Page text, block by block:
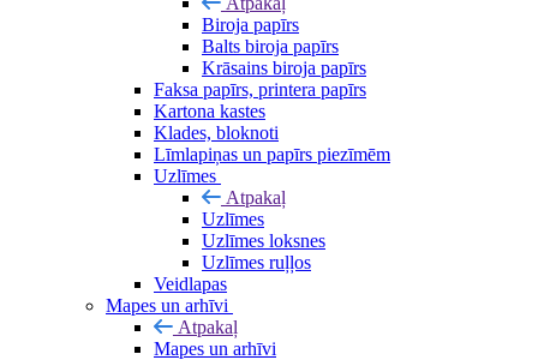
Biroja papīrs
Balts biroja papīrs
Krāsains biroja papīrs
Faksa papīrs, printera papīrs
Kartona kastes
Klades, bloknoti
Līmlapiņas un papīrs piezīmēm
Uzlīmes
Atpakaļ
Uzlīmes
Uzlīmes loksnes
Uzlīmes ruļļos
Veidlapas
Mapes un arhīvi
Atpakaļ
Mapes un arhīvi